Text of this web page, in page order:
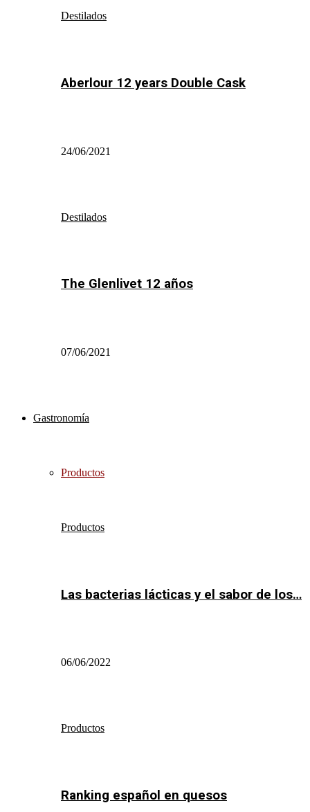
Destilados
Aberlour 12 years Double Cask
24/06/2021
Destilados
The Glenlivet 12 años
07/06/2021
Gastronomía
Productos
Productos
Las bacterias lácticas y el sabor de los…
06/06/2022
Productos
Ranking español en quesos